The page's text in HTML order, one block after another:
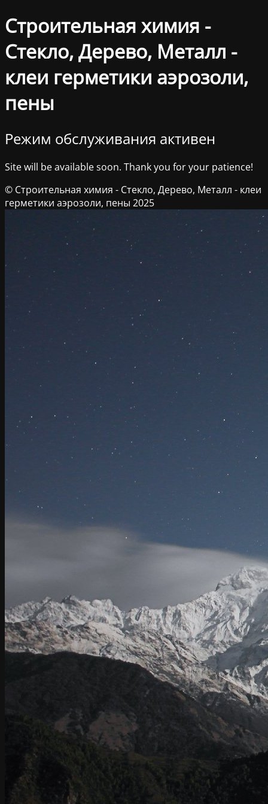
Строительная химия -
Стекло, Дерево, Металл -
клеи герметики аэрозоли,
пены
Режим обслуживания активен
Site will be available soon. Thank you for your patience!
© Строительная химия - Стекло, Дерево, Металл - клеи
герметики аэрозоли, пены 2025